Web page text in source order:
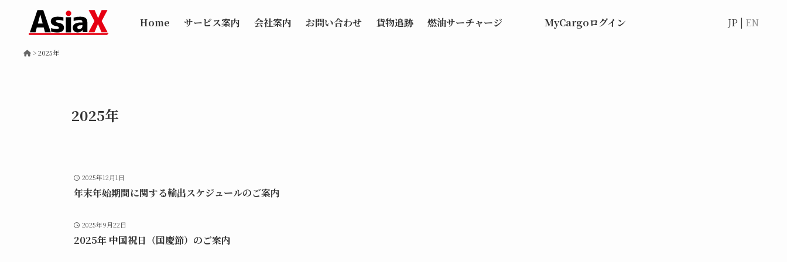
Home サービス案内 会社案内 お問い合わせ 貨物追跡 燃油サーチャージ MyCargoログイン JP | EN
>2025年
2025年
2025年12月1日
年末年始期間に関する輸出スケジュールのご案内
2025年9月22日
2025年 中国祝日（国慶節）のご案内